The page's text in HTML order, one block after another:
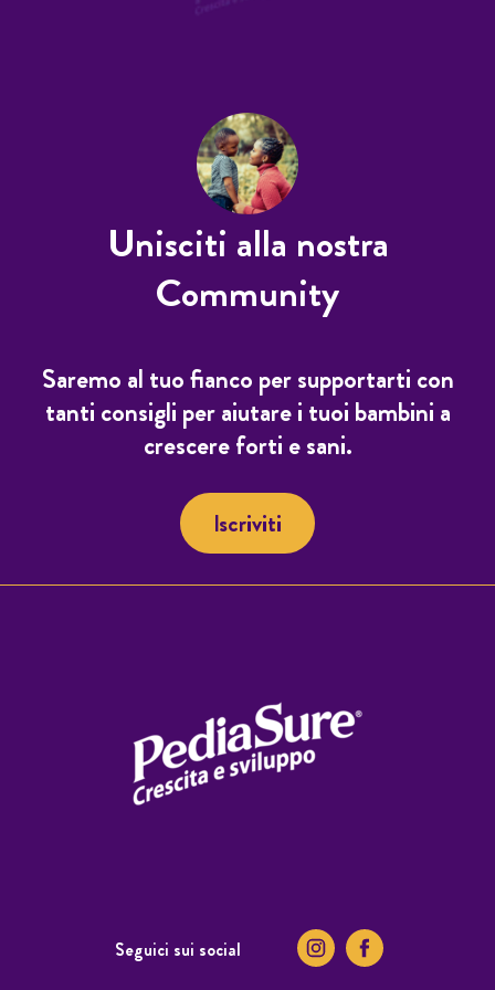
Unisciti alla nostra
Community
Saremo al tuo fianco per supportarti con
tanti consigli per aiutare i tuoi bambini a
crescere forti e sani.
Iscriviti
Seguici sui social